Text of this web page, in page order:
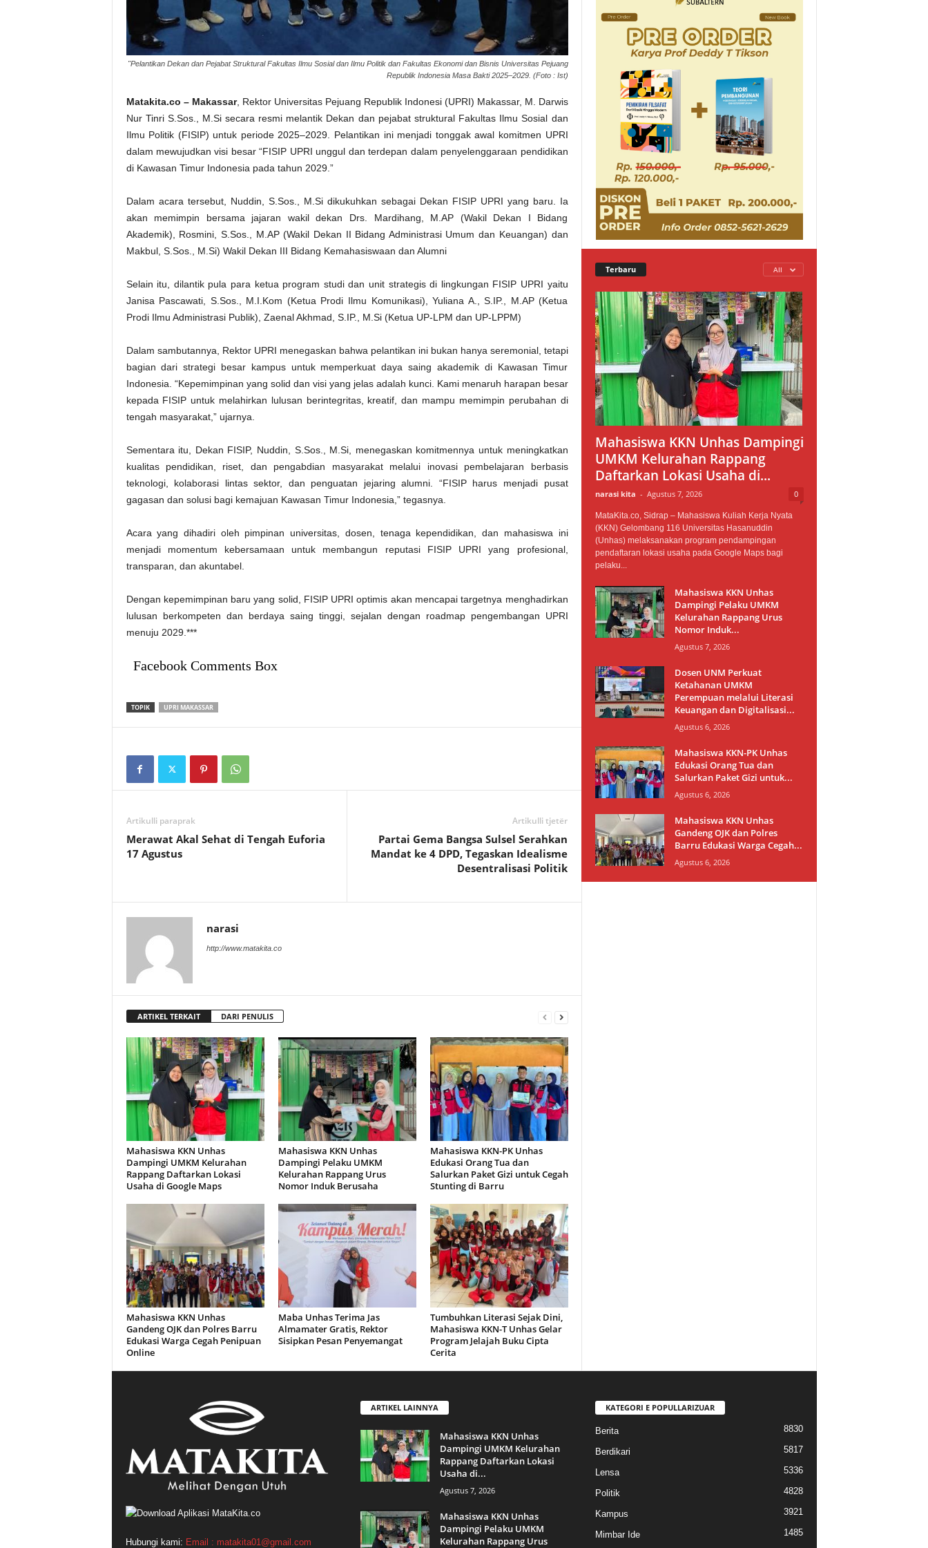
"Pelantikan Dekan dan Pejabat Struktural Fakultas Ilmu Sosial dan Ilmu Politik dan Fakultas Ekonomi dan Bisnis Universitas Pejuang
Republik Indonesia Masa Bakti 2025–2029. (Foto : Ist)
Matakita.co – Makassar, Rektor Universitas Pejuang Republik Indonesi (UPRI) Makassar, M. Darwis
Nur Tinri S.Sos., M.Si secara resmi melantik Dekan dan pejabat struktural Fakultas Ilmu Sosial dan
Ilmu Politik (FISIP) untuk periode 2025–2029. Pelantikan ini menjadi tonggak awal komitmen UPRI
dalam mewujudkan visi besar “FISIP UPRI unggul dan terdepan dalam penyelenggaraan pendidikan
di Kawasan Timur Indonesia pada tahun 2029.”
Dalam acara tersebut, Nuddin, S.Sos., M.Si dikukuhkan sebagai Dekan FISIP UPRI yang baru. Ia
akan memimpin bersama jajaran wakil dekan Drs. Mardihang, M.AP (Wakil Dekan I Bidang
Akademik), Rosmini, S.Sos., M.AP (Wakil Dekan II Bidang Administrasi Umum dan Keuangan) dan
Makbul, S.Sos., M.Si) Wakil Dekan III Bidang Kemahasiswaan dan Alumni
Selain itu, dilantik pula para ketua program studi dan unit strategis di lingkungan FISIP UPRI yaitu
Janisa Pascawati, S.Sos., M.I.Kom (Ketua Prodi Ilmu Komunikasi), Yuliana A., S.IP., M.AP (Ketua
Prodi Ilmu Administrasi Publik), Zaenal Akhmad, S.IP., M.Si (Ketua UP-LPM dan UP-LPPM)
Dalam sambutannya, Rektor UPRI menegaskan bahwa pelantikan ini bukan hanya seremonial, tetapi
bagian dari strategi besar kampus untuk memperkuat daya saing akademik di Kawasan Timur
Indonesia. “Kepemimpinan yang solid dan visi yang jelas adalah kunci. Kami menaruh harapan besar
kepada FISIP untuk melahirkan lulusan berintegritas, kreatif, dan mampu memimpin perubahan di
tengah masyarakat,” ujarnya.
Sementara itu, Dekan FISIP, Nuddin, S.Sos., M.Si, menegaskan komitmennya untuk meningkatkan
kualitas pendidikan, riset, dan pengabdian masyarakat melalui inovasi pembelajaran berbasis
teknologi, kolaborasi lintas sektor, dan penguatan jejaring alumni. “FISIP harus menjadi pusat
gagasan dan solusi bagi kemajuan Kawasan Timur Indonesia,” tegasnya.
Acara yang dihadiri oleh pimpinan universitas, dosen, tenaga kependidikan, dan mahasiswa ini
menjadi momentum kebersamaan untuk membangun reputasi FISIP UPRI yang profesional,
transparan, dan akuntabel.
Dengan kepemimpinan baru yang solid, FISIP UPRI optimis akan mencapai targetnya menghadirkan
lulusan berkompeten dan berdaya saing tinggi, sejalan dengan roadmap pengembangan UPRI
menuju 2029.***
Facebook Comments Box
TOPIK UPRI MAKASSAR
Artikulli paraprak
Merawat Akal Sehat di Tengah Euforia
17 Agustus
Artikulli tjetër
Partai Gema Bangsa Sulsel Serahkan
Mandat ke 4 DPD, Tegaskan Idealisme
Desentralisasi Politik
narasi
http://www.matakita.co
ARTIKEL TERKAIT DARI PENULIS
Mahasiswa KKN Unhas
Dampingi UMKM Kelurahan
Rappang Daftarkan Lokasi
Usaha di Google Maps
Mahasiswa KKN Unhas
Dampingi Pelaku UMKM
Kelurahan Rappang Urus
Nomor Induk Berusaha
Mahasiswa KKN-PK Unhas
Edukasi Orang Tua dan
Salurkan Paket Gizi untuk Cegah
Stunting di Barru
Mahasiswa KKN Unhas
Gandeng OJK dan Polres Barru
Edukasi Warga Cegah Penipuan
Online
Maba Unhas Terima Jas
Almamater Gratis, Rektor
Sisipkan Pesan Penyemangat
Tumbuhkan Literasi Sejak Dini,
Mahasiswa KKN-T Unhas Gelar
Program Jelajah Buku Cipta
Cerita
Terbaru All
Mahasiswa KKN Unhas Dampingi
UMKM Kelurahan Rappang
Daftarkan Lokasi Usaha di...
narasi kita - Agustus 7, 2026 0
MataKita.co, Sidrap – Mahasiswa Kuliah Kerja Nyata
(KKN) Gelombang 116 Universitas Hasanuddin
(Unhas) melaksanakan program pendampingan
pendaftaran lokasi usaha pada Google Maps bagi
pelaku...
Mahasiswa KKN Unhas
Dampingi Pelaku UMKM
Kelurahan Rappang Urus
Nomor Induk...
Agustus 7, 2026
Dosen UNM Perkuat
Ketahanan UMKM
Perempuan melalui Literasi
Keuangan dan Digitalisasi...
Agustus 6, 2026
Mahasiswa KKN-PK Unhas
Edukasi Orang Tua dan
Salurkan Paket Gizi untuk...
Agustus 6, 2026
Mahasiswa KKN Unhas
Gandeng OJK dan Polres
Barru Edukasi Warga Cegah...
Agustus 6, 2026
Hubungi kami: Email : matakita01@gmail.com
ARTIKEL LAINNYA
Mahasiswa KKN Unhas
Dampingi UMKM Kelurahan
Rappang Daftarkan Lokasi
Usaha di...
Agustus 7, 2026
Mahasiswa KKN Unhas
Dampingi Pelaku UMKM
Kelurahan Rappang Urus
KATEGORI E POPULLARIZUAR
Berita 8830
Berdikari 5817
Lensa 5336
Politik 4828
Kampus 3921
Mimbar Ide 1485